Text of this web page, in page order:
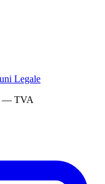
Legale
— TVA